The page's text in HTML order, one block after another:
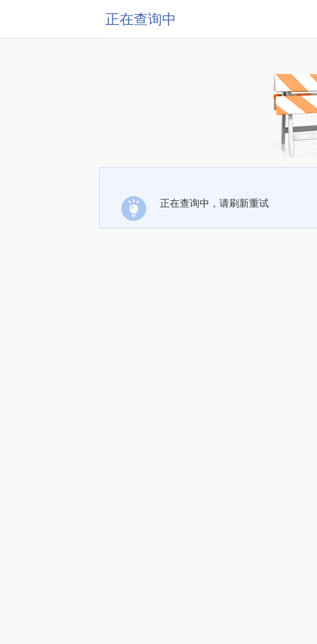
正在查询中
正在查询中，请刷新重试